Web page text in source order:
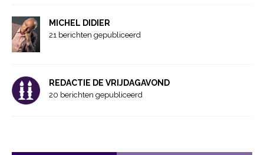
MICHEL DIDIER
21 berichten gepubliceerd
REDACTIE DE VRIJDAGAVOND
20 berichten gepubliceerd